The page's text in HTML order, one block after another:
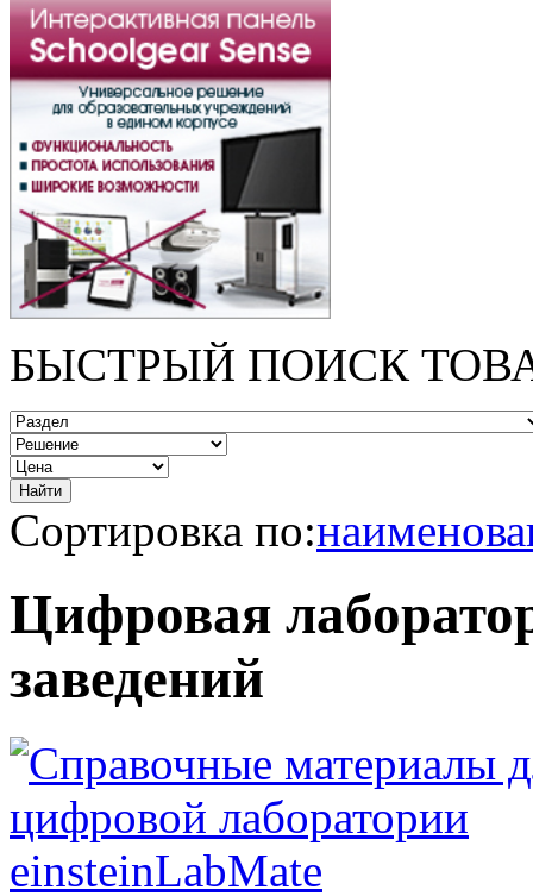
БЫСТРЫЙ ПОИСК
Сортировка по:
Цифровая
заведений